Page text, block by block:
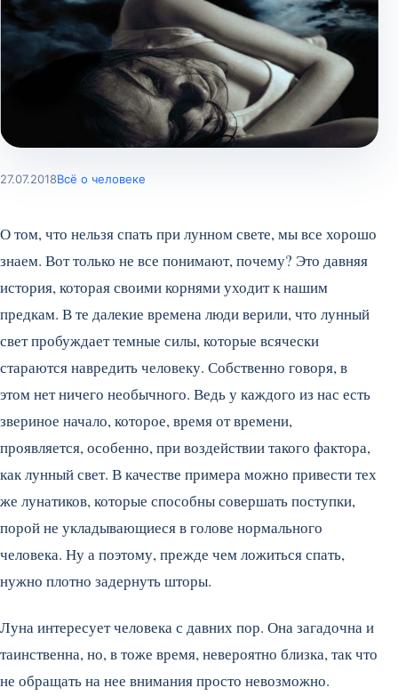
27.07.2018Всё о человеке
О том, что нельзя спать при лунном свете, мы все хорошо
знаем. Вот только не все понимают, почему? Это давняя
история, которая своими корнями уходит к нашим
предкам. В те далекие времена люди верили, что лунный
свет пробуждает темные силы, которые всячески
стараются навредить человеку. Собственно говоря, в
этом нет ничего необычного. Ведь у каждого из нас есть
звериное начало, которое, время от времени,
проявляется, особенно, при воздействии такого фактора,
как лунный свет. В качестве примера можно привести тех
же лунатиков, которые способны совершать поступки,
порой не укладывающиеся в голове нормального
человека. Ну а поэтому, прежде чем ложиться спать,
нужно плотно задернуть шторы.
Луна интересует человека с давних пор. Она загадочна и
таинственна, но, в тоже время, невероятно близка, так что
не обращать на нее внимания просто невозможно.